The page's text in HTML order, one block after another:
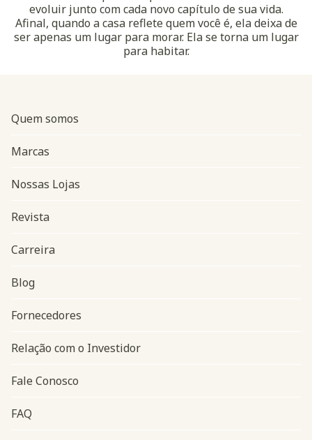
evoluir junto com cada novo capítulo de sua vida.
Afinal, quando a casa reflete quem você é, ela deixa de
ser apenas um lugar para morar. Ela se torna um lugar
para habitar.
Navegação do rodapé
Quem somos
Marcas
Nossas Lojas
Revista
Carreira
Blog
Fornecedores
Relação com o Investidor
Fale Conosco
FAQ